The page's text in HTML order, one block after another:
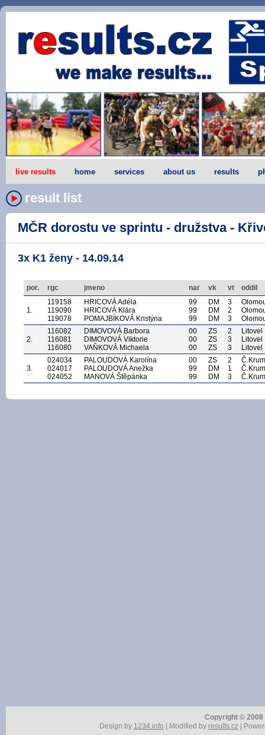
live results home services about us results
result list
MČR dorostu ve sprintu - družstva -
3x K1 ženy - 14.09.14
por. rgc jmeno nar vk vt oddil
1.
119158
119090
119078
HRICOVÁ Adéla
HRICOVÁ Klára
POMAJBÍKOVÁ Kristýna
99
99
99
DM
DM
DM
3
2
3
2.
116082
116081
116080
DIMOVOVÁ Barbora
DIMOVOVÁ Viktorie
VAŇKOVÁ Michaela
00
00
00
ZS
ZS
ZS
2
3
3
Litovel
Litovel
Litovel
3.
024034
024017
024052
PALOUDOVÁ Karolína
PALOUDOVÁ Anežka
MANOVÁ Štěpánka
00
99
99
ZS
DM
DM
2
1
3
Copyright ©
Design by 1234.info | Modified by results.cz|